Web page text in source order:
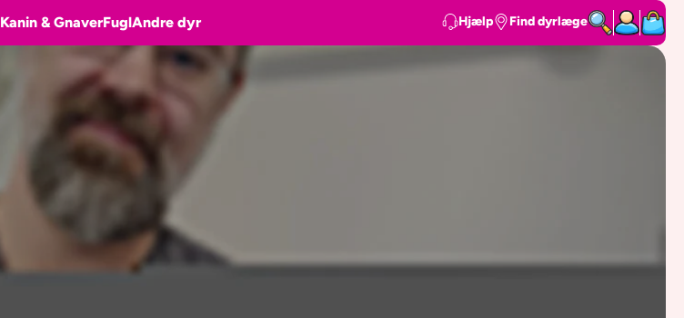
Kanin & GnaverFuglAndre dyr Hjælp Find dyrlæge